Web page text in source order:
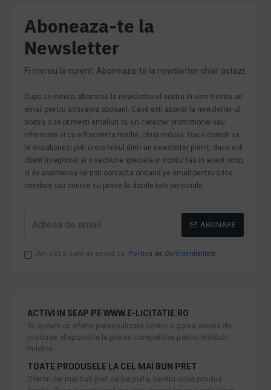
Aboneaza-te la
Newsletter
Fi mereu la curent. Aboneaza-te la newsletter chiar astazi.
Dupa ce initiezi abonarea la newsletter-ul nostru iti vom trimite un
email pentru activarea abonarii. Cand esti abonat la newsletter-ul
nostru o sa primesti emailuri cu un caracter promotional sau
informativ si cu o frecventa medie, chiar redusa. Daca doresti sa
te dezabonezi poti urma linkul dintr-un newsletter primit, daca esti
client inregistrat ai o sectiune speciala in contul tau in acest scop,
si de asemenea ne poti contacta oricand pe email pentru orice
intrebari sau cerinte cu privire la datele tale personale.
ABONARE
Am citit şi sunt de acord cu Politica de Confidentialitate
ACTIVI IN SEAP PE WWW.E-LICITATIE.RO
Te ajutam cu oferte personalizate pentru o gama variata de
produse, disponibile la preturi competitive pentru Institutii
Publice.
TOATE PRODUSELE LA CEL MAI BUN PRET
Oferim cel mai bun pret de pe piata, pentru orice produs